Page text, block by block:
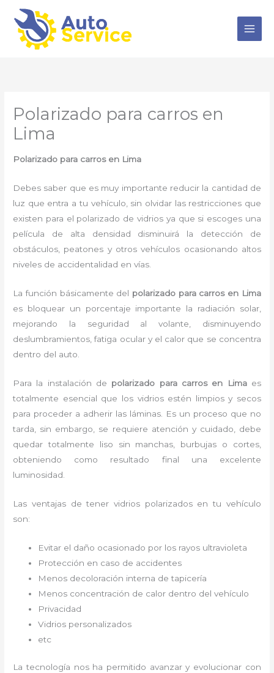
contenido
Polarizado para carros en
Lima
Polarizado para carros en Lima
Debes saber que es muy importante reducir la cantidad de
luz que entra a tu vehículo, sin olvidar las restricciones que
existen para el polarizado de vidrios ya que si escoges una
película de alta densidad disminuirá la detección de
obstáculos, peatones y otros vehículos ocasionando altos
niveles de accidentalidad en vías.
La función básicamente del polarizado para carros en Lima
es bloquear un porcentaje importante la radiación solar,
mejorando la seguridad al volante, disminuyendo
deslumbramientos, fatiga ocular y el calor que se concentra
dentro del auto.
Para la instalación de polarizado para carros en Lima es
totalmente esencial que los vidrios estén limpios y secos
para proceder a adherir las láminas. Es un proceso que no
tarda, sin embargo, se requiere atención y cuidado, debe
quedar totalmente liso sin manchas, burbujas o cortes,
obteniendo como resultado final una excelente
luminosidad.
Las ventajas de tener vidrios polarizados en tu vehículo
son:
Evitar el daño ocasionado por los rayos ultravioleta
Protección en caso de accidentes
Menos decoloración interna de tapicería
Menos concentración de calor dentro del vehículo
Privacidad
Vidrios personalizados
etc
La tecnología nos ha permitido avanzar y evolucionar con